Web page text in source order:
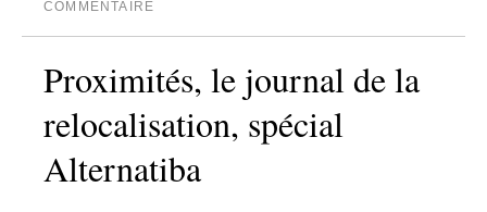
COMMENTAIRE
Proximités, le journal de la
relocalisation, spécial
Alternatiba